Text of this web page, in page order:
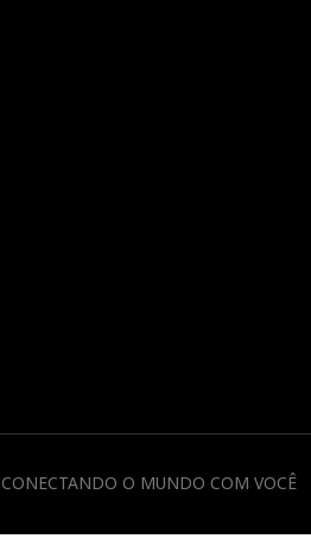
CONECTANDO O MUNDO COM VOCÊ